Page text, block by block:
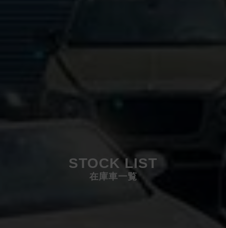
STOCK LIST
在庫車一覧